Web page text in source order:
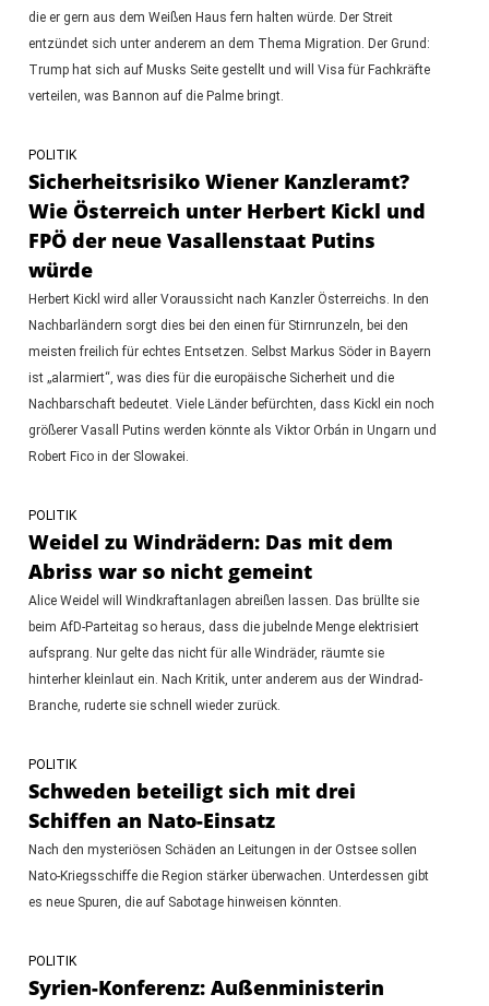
die er gern aus dem Weißen Haus fern halten würde. Der Streit
entzündet sich unter anderem an dem Thema Migration. Der Grund:
Trump hat sich auf Musks Seite gestellt und will Visa für Fachkräfte
verteilen, was Bannon auf die Palme bringt.
POLITIK
Sicherheitsrisiko Wiener Kanzleramt?
Wie Österreich unter Herbert Kickl und
FPÖ der neue Vasallenstaat Putins
würde
Herbert Kickl wird aller Voraussicht nach Kanzler Österreichs. In den
Nachbarländern sorgt dies bei den einen für Stirnrunzeln, bei den
meisten freilich für echtes Entsetzen. Selbst Markus Söder in Bayern
ist „alarmiert“, was dies für die europäische Sicherheit und die
Nachbarschaft bedeutet. Viele Länder befürchten, dass Kickl ein noch
größerer Vasall Putins werden könnte als Viktor Orbán in Ungarn und
Robert Fico in der Slowakei.
POLITIK
Weidel zu Windrädern: Das mit dem
Abriss war so nicht gemeint
Alice Weidel will Windkraftanlagen abreißen lassen. Das brüllte sie
beim AfD-Parteitag so heraus, dass die jubelnde Menge elektrisiert
aufsprang. Nur gelte das nicht für alle Windräder, räumte sie
hinterher kleinlaut ein. Nach Kritik, unter anderem aus der Windrad-
Branche, ruderte sie schnell wieder zurück.
POLITIK
Schweden beteiligt sich mit drei
Schiffen an Nato-Einsatz
Nach den mysteriösen Schäden an Leitungen in der Ostsee sollen
Nato-Kriegsschiffe die Region stärker überwachen. Unterdessen gibt
es neue Spuren, die auf Sabotage hinweisen könnten.
POLITIK
Syrien-Konferenz: Außenministerin